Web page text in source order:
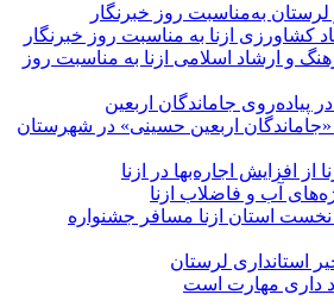
لرستان به‌مناسبت روز خبرنگار
کشاورزی ازنا به مناسبت روز خبرنگار
و ارشاد اسلامی ازنا به مناسبت روز
جاماندگان اربعین
«جاماندگان اربعین حسینی» در شهرستان
از افزایش اجاره‌بها در ازنا
آب و فاضلاب ازنا
استان ازنا مسافر جشنواره
استانداری لرستان
داری مهارت است